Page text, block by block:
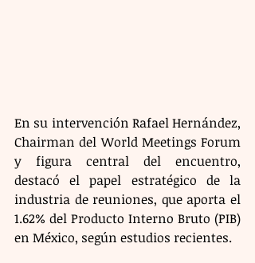
En su intervención Rafael Hernández,
Chairman del World Meetings Forum
y figura central del encuentro,
destacó el papel estratégico de la
industria de reuniones, que aporta el
1.62% del Producto Interno Bruto (PIB)
en México, según estudios recientes.